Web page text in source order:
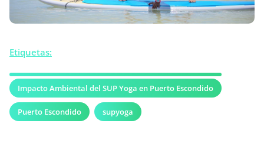
Etiquetas:
Impacto Ambiental del SUP Yoga en Puerto Escondido
Puerto Escondido supyoga